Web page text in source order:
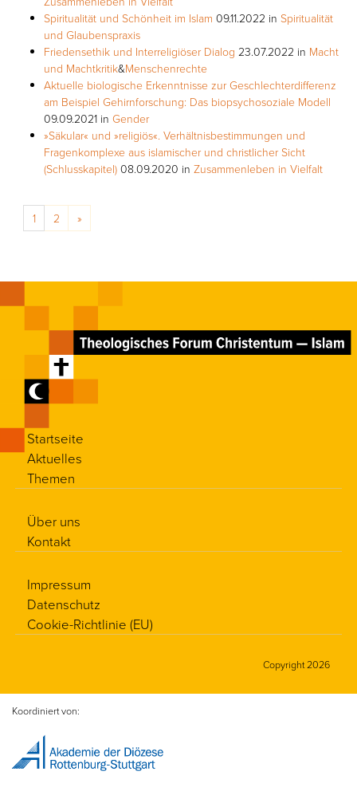
Spiritualität und Schönheit im Islam 09.11.2022 in Spiritualität
und Glaubenspraxis
Friedensethik und Interreligiöser Dialog 23.07.2022 in Macht
und Machtkritik&Menschenrechte
Aktuelle biologische Erkenntnisse zur Geschlechterdifferenz
am Beispiel Gehirnforschung: Das biopsychosoziale Modell
09.09.2021 in Gender
»Säkular« und »religiös«. Verhältnisbestimmungen und
Fragenkomplexe aus islamischer und christlicher Sicht
(Schlusskapitel) 08.09.2020 in Zusammenleben in Vielfalt
1 2 »
Startseite
Aktuelles
Themen
Über uns
Kontakt
Impressum
Datenschutz
Cookie-Richtlinie (EU)
Copyright 2026
Koordiniert von: